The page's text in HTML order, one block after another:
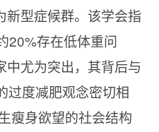
新型症候群。该学会指
20%存在低体重问
中尤为突出，其背后与
过度减肥观念密切相
瘦身欲望的社会结构